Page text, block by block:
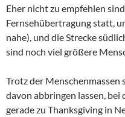
Eher nicht zu empfehlen sind
Fernsehübertragung statt,
nahe), und die Strecke
sind noch viel größere
Trotz der Menschenmassen
davon abbringen lassen, bei
gerade zu Thanksgiving in